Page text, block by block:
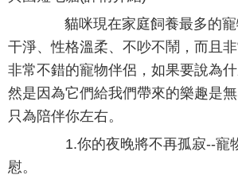
貓咪現在家庭飼養最多的寵
干淨、性格溫柔、不吵不鬧，而且
非常不錯的寵物伴侶，如果要說為
然是因為它們給我們帶來的樂趣是
只為陪伴你左右。
1.你的夜晚將不再孤寂--寵
慰。